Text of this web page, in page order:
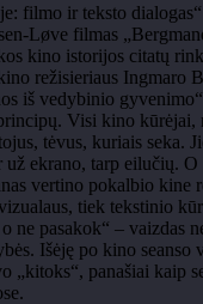
filmo ir teksto
Løve filmas
kino istorijos citatų
režisieriaus Ingmaro
iš vedybinio
Visi kino kūrėjai,
tėvus, kuriais seka.
už ekrano, tarp eilučių. O
vertino pokalbio kine
tiek tekstinio
ne pasakok“ – vaizdas
Išėję po kino seanso
„kitoks“, panašiai kaip